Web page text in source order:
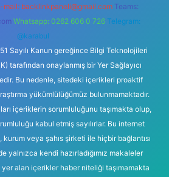
mail: backlinkpaneli@gmail.com Teams:
Whatsapp: 0262 606 0 726 Telegram:
@karabul
Sayılı Kanun gereğince Bilgi Teknolojileri
tarafından onaylanmış bir Yer Sağlayıcı
Bu nedenle, sitedeki içerikleri proaktif
yükümlülüğümüz bulunmamaktadır.
içeriklerin sorumluluğunu taşımakta olup,
kabul etmiş sayılırlar. Bu internet
veya şahıs şirketi ile hiçbir bağlantısı
yalnızca kendi hazırladığımız makaleler
yer alan içerikler haber niteliği taşımamakta